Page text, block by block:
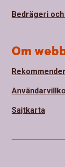
Bedrägeri
Om
Sajtkarta